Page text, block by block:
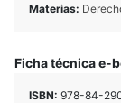
Materias:
Ficha técnica e-
ISBN: 978-84-